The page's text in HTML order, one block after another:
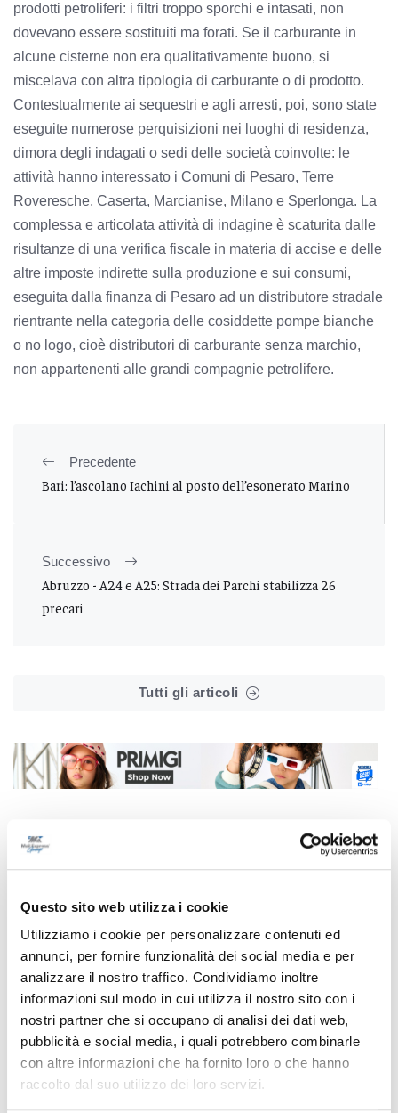
Questo sito web utilizza i cookie
Utilizziamo i cookie per personalizzare contenuti ed
annunci, per fornire funzionalità dei social media e per
analizzare il nostro traffico. Condividiamo inoltre
informazioni sul modo in cui utilizza il nostro sito con i
nostri partner che si occupano di analisi dei dati web,
pubblicità e social media, i quali potrebbero combinarle
con altre informazioni che ha fornito loro o che hanno
raccolto dal suo utilizzo dei loro servizi.
prodotti petroliferi: i filtri troppo sporchi e intasati, non
dovevano essere sostituiti ma forati. Se il carburante in
alcune cisterne non era qualitativamente buono, si
miscelava con altra tipologia di carburante o di prodotto.
Contestualmente ai sequestri e agli arresti, poi, sono state
eseguite numerose perquisizioni nei luoghi di residenza,
dimora degli indagati o sedi delle società coinvolte: le
attività hanno interessato i Comuni di Pesaro, Terre
Roveresche, Caserta, Marcianise, Milano e Sperlonga. La
complessa e articolata attività di indagine è scaturita dalle
risultanze di una verifica fiscale in materia di accise e delle
altre imposte indirette sulla produzione e sui consumi,
eseguita dalla finanza di Pesaro ad un distributore stradale
rientrante nella categoria delle cosiddette pompe bianche
o no logo, cioè distributori di carburante senza marchio,
non appartenenti alle grandi compagnie petrolifere.
Precedente
Bari: l’ascolano Iachini al posto dell’esonerato Marino
Successivo
Abruzzo - A24 e A25: Strada dei Parchi stabilizza 26
precari
Tutti gli articoli
Correlati